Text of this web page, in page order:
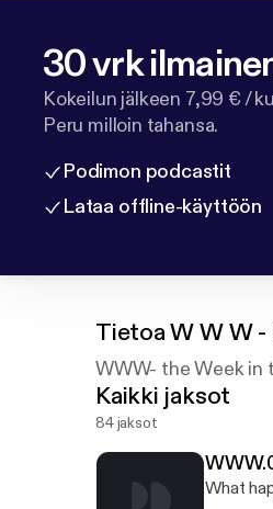
30 vrk
Kokeilun jälkeen 7,99 € /
Peru milloin tahansa.
Podimon podcastit
Lataa offline-käyttöön
TietoaW W W
WWW- the Week in
Kaikki jaksot
84 jaksot
What